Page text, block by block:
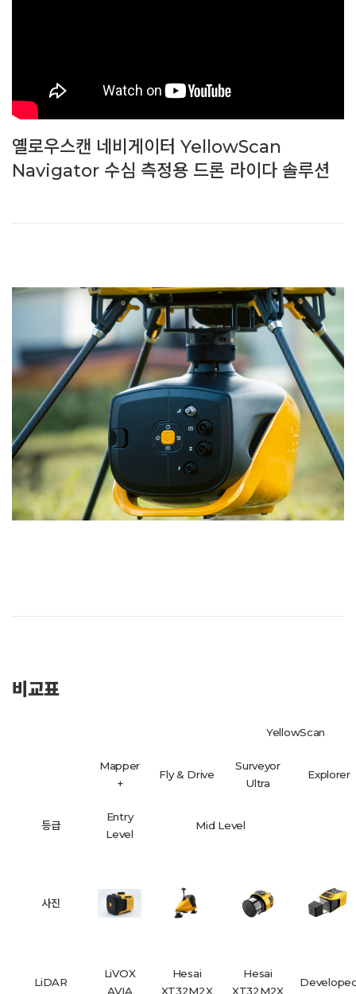
옐로우스캔 네비게이터 YellowScan
Navigator 수심 측정용 드론 라이다 솔루션
비교표
YellowScan
Mapper
+
Fly & Drive
Surveyor
Ultra
Explorer
등급
Entry
Level
Mid Level
사진
LiDAR
LiVOX
AVIA
Hesai
XT32M2X
Hesai
XT32M2X